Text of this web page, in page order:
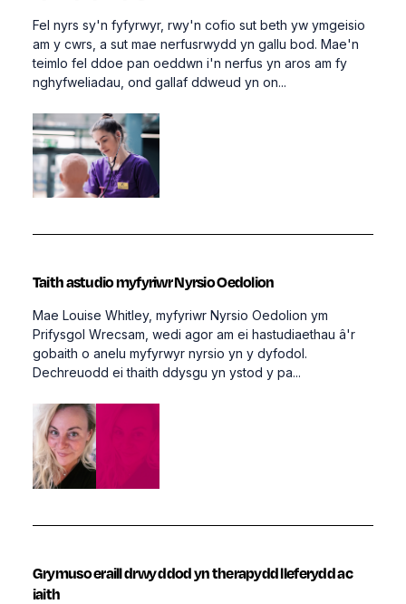
Fel nyrs sy'n fyfyrwyr, rwy'n cofio sut beth yw ymgeisio
am y cwrs, a sut mae nerfusrwydd yn gallu bod. Mae'n
teimlo fel ddoe pan oeddwn i'n nerfus yn aros am fy
nghyfweliadau, ond gallaf ddweud yn on...
Taith astudio myfyriwr Nyrsio Oedolion
Mae Louise Whitley, myfyriwr Nyrsio Oedolion ym
Prifysgol Wrecsam, wedi agor am ei hastudiaethau â'r
gobaith o anelu myfyrwyr nyrsio yn y dyfodol.
Dechreuodd ei thaith ddysgu yn ystod y pa...
Grymuso eraill drwy ddod yn therapydd lleferydd ac
iaith